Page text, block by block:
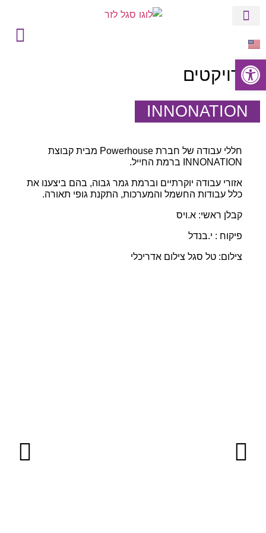
פתח סרגל נגישות
פרויקטים
INNONATION
חללי עבודה של חברת Powerhouse מבית קבוצת
INNONATION ברמת החייל.
אזורי עבודה יוקרתיים וברמת גמר גבוה, בהם ביצענו את
כלל עבודות החשמל והמערכות, התקנת גופי תאורה.
קבלן ראשי: א.ויס
פיקוח : י.בנדל
צילום: טל סגל צילום אדריכלי